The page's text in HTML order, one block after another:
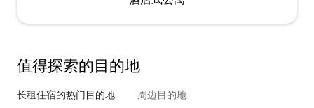
值得探索的目的地
长租住宿的热门目的地 周边目的地